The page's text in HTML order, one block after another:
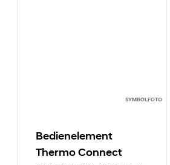
SYMBOLFOTO
Bedienelement
Thermo Connect